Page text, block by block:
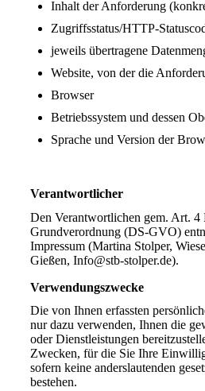
Inhalt der Anforderung
Zugriffsstatus/HTTP-
jeweils übertragene
Website, von der die
Browser
Betriebssystem und dessen
Sprache und Version der
Verantwortlicher
Den Verantwortlichen gem. Art. 4
Grundverordnung (DS-GVO)
Impressum (Martina Stolper,
Gießen, Info@stb-stolper.de).
Verwendungszwecke
Die von Ihnen erfassten
nur dazu verwenden, Ihnen die
oder Dienstleistungen
Zwecken, für die Sie Ihre
sofern keine anderslautenden
bestehen.